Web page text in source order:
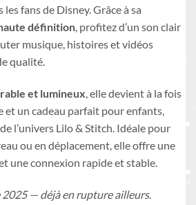
fans de Disney. Grâce à sa
définition, profitez d’un son clair
musique, histoires et vidéos
qualité.
et lumineux, elle devient à la fois
et un cadeau parfait pour enfants,
l’univers Lilo & Stitch. Idéale pour
ou en déplacement, elle offre une
une connexion rapide et stable.
— déjà en rupture ailleurs.